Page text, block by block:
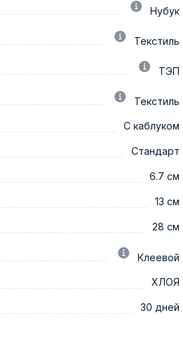
Нубук
Текстиль
ТЭП
Текстиль
С каблуком
Стандарт
6.7 см
13 см
28 см
Клеевой
ХЛОЯ
30 дней